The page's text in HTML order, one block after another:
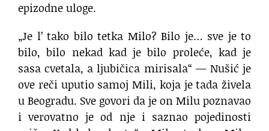
epizodne uloge.
„Je l’ tako bilo tetka Milo? Bilo je… sve je to
bilo, bilo nekad kad je bilo proleće, kad je
sasa cvetala, a ljubičica mirisala“ — Nušić je
ove reči uputio samoj Mili, koja je tada živela
u Beogradu. Sve govori da je on Milu poznavao
i verovatno je od nje i saznao pojedinosti